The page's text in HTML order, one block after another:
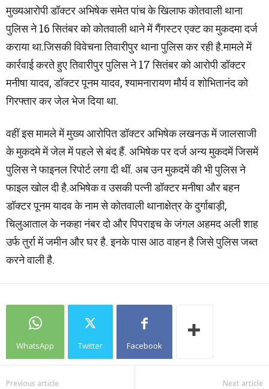
मुख्यआरोपी डॉक्टर अभिषेक समेत पांच के खिलाफ कोतवाली थाना
पुलिस ने 16 सितंबर को कोतवाली थाने में गैंगस्टर एक्ट का मुकदमा दर्ज
कराया था.जिसकी विवेचना तिवारीपुर थाना पुलिस कर रही है.मामले में
कार्रवाई करते हुए तिवारीपुर पुलिस ने 17 सितंबर को आरोपी डॉक्टर
मनीषा यादव, डॉक्टर पूनम यादव, श्यामनारायण मौर्य व शोभितानंद को
गिरफ्तार कर जेल भेज दिया था.
वहीं इस मामले में मुख्य आरोपित डॉक्टर अभिषेक लखनऊ में जालसाजी
के मुकदमे में जेल में पहले से बंद हैं. अभिषेक पर दर्ज अन्य मुकदमें जिसमें
पुलिस ने फाइनल रिपोर्ट लगा दी थीं. अब उन मुकदमें की भी पुलिस ने
फाइल खोल दी है.अभिषेक व उसकी पत्नी डॉक्टर मनीषा और बहन
डॉक्टर पूनम यादव के नाम से कोतवाली थानाक्षेत्र के दुर्गाबाड़ी,
चिलुआताल के नकहा नंबर दो और पिपराइच के जंगल अहमद अली शाह
उर्फ तुर्रा में जमीन और घर है. इनके पास आठ वाहन है जिसे पुलिस जब्त
करने वाली है.
WhatsApp Twitter Facebook
Previous article Next article